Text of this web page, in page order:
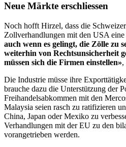
Neue Märkte erschliessen
Noch hofft Hirzel, dass die
Zollverhandlungen mit den USA
auch wenn es gelingt, die Zölle zu
weiterhin von Rechtsunsicherheit
müssen sich die Firmen einstellen»,
Die Industrie müsse ihre
brauche dazu die Unterstützung der
Freihandelsabkommen mit den
Malaysia seien rasch zu ratifizieren
China, Japan oder Mexiko zu
Verhandlungen mit der EU zu den
vorangetrieben werden.